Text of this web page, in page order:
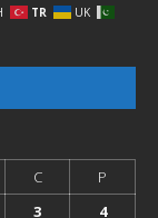
TR
UK
C
P
3 4